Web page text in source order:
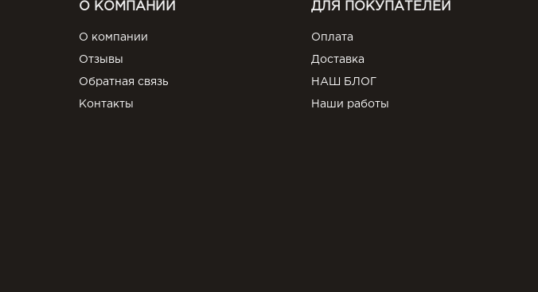
О КОМПАНИИ
О компании
Отзывы
Обратная связь
Контакты
ДЛЯ ПОКУПАТЕЛЕЙ
Оплата
Доставка
НАШ БЛОГ
Наши работы